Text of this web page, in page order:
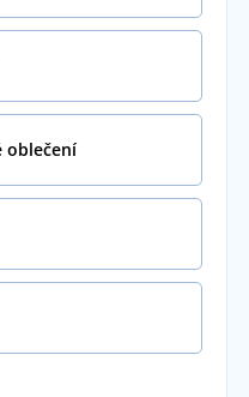
oblečení